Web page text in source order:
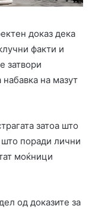
доказ дека
факти и
затвори
на мазут
затоа што
поради лични
моќници
од доказите за